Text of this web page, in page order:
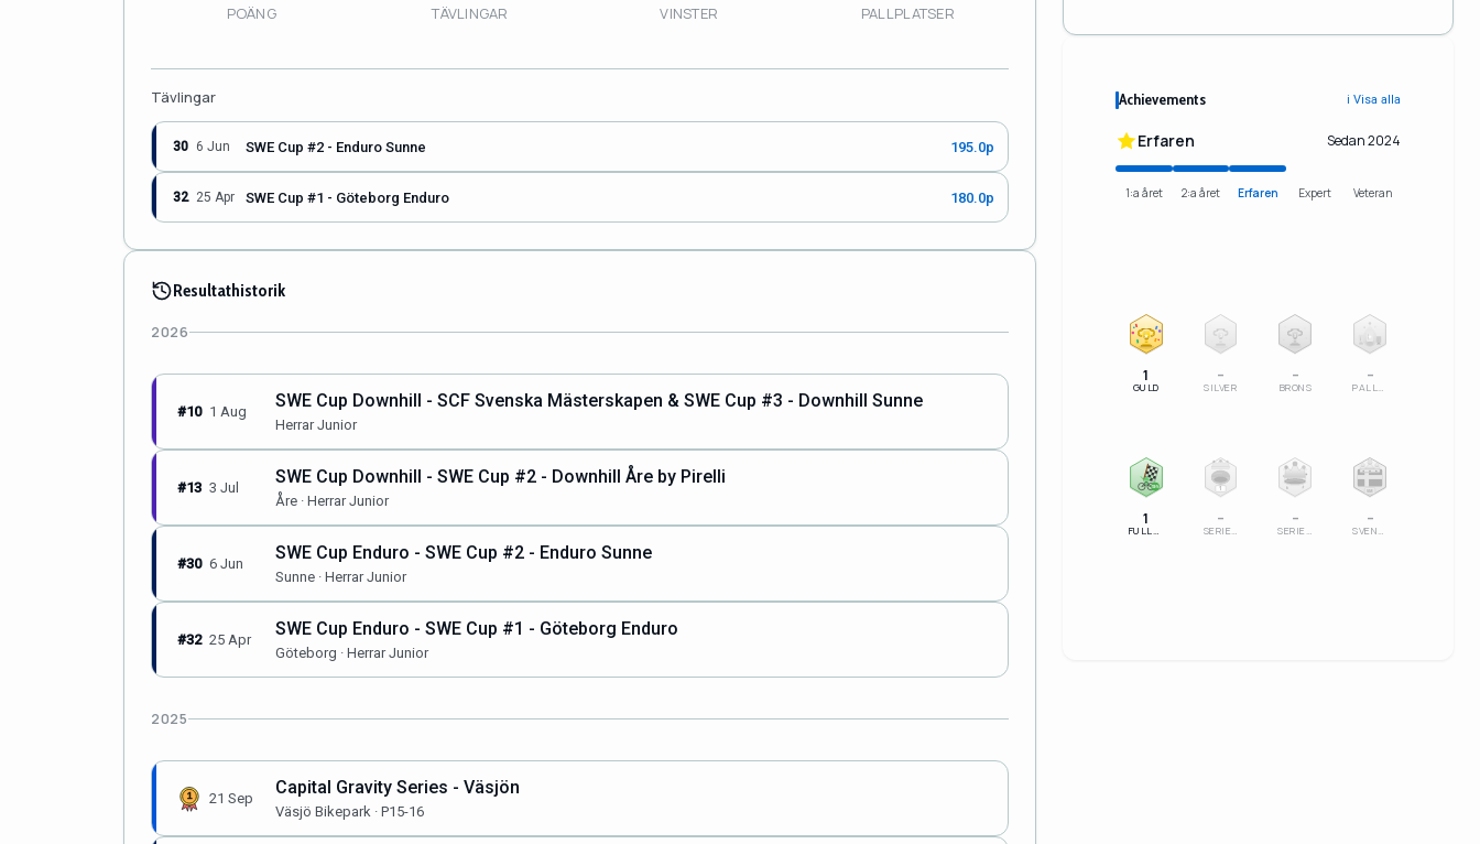
POÄNG TÄVLINGAR VINSTER PALLPLATSER
Tävlingar
30 6 Jun SWE Cup #2 - Enduro Sunne 195.0p
32 25 Apr SWE Cup #1 - Göteborg Enduro 180.0p
Resultathistorik
2026
#10 1 Aug
SWE Cup Downhill - SCF Svenska Mästerskapen & SWE Cup #3 - Downhill Sunne
Herrar Junior
#13 3 Jul
SWE Cup Downhill - SWE Cup #2 - Downhill Åre by Pirelli
Åre · Herrar Junior
#30 6 Jun
SWE Cup Enduro - SWE Cup #2 - Enduro Sunne
Sunne · Herrar Junior
#32 25 Apr
SWE Cup Enduro - SWE Cup #1 - Göteborg Enduro
Göteborg · Herrar Junior
2025
21 Sep
Capital Gravity Series - Väsjön
Väsjö Bikepark · P15-16
Achievements ℹ️ Visa alla
Erfaren Sedan 2024
1:a året 2:a året Erfaren Expert Veteran
1
GULD
–
SILVER
–
BRONS
–
PALLSERIE
100%
1
FULLFÖLJT
1
–
SERIELEDARE
–
SERIESEGRARE
SM
–
SVENSK MÄSTARE